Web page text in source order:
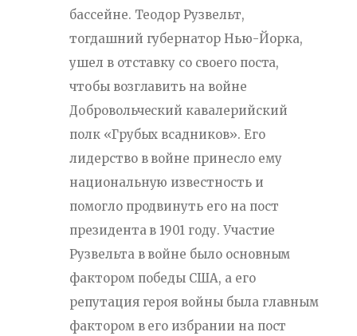
бассейне. Теодор Рузвельт,
тогдашний губернатор Нью-Йорка,
ушел в отставку со своего поста,
чтобы возглавить на войне
Добровольческий кавалерийский
полк «Грубых всадников». Его
лидерство в войне принесло ему
национальную известность и
помогло продвинуть его на пост
президента в 1901 году. Участие
Рузвельта в войне было основным
фактором победы США, а его
репутация героя войны была главным
фактором в его избрании на пост